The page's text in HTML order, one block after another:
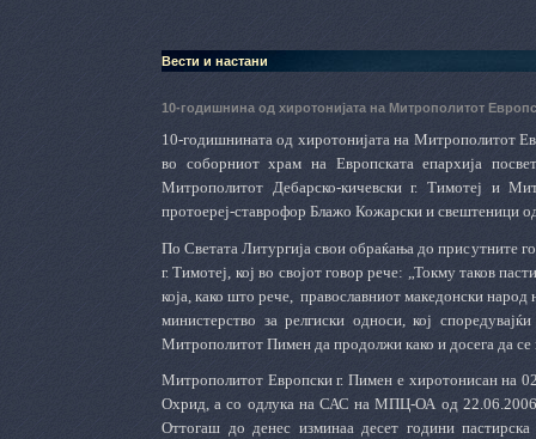
Вести и настани
10-годишнина од хиротонијата на Митрополитот
10-годишнината од хиротонијата на Митрополитот
во соборниот храм на Европската епархија
Mитрополитот Дебарско-кичевски г. Тимотеј и
протоереј-ставрофор Блажо Кожарски и свештеници
По Светата Литургија свои обраќања до присутните
г. Тимотеј, кој во својот говор рече: „Токму таков
која, како што рече, православниот македонски
министерство за релгиски односи, кој
Митрополитот Пимен да продолжи како и досега да
Митрополитот Европски г. Пимен е хиротонисан на
Охрид, а со одлука на САС на МПЦ-ОА од 22.06.2006
Оттогаш до денес изминаа десет години